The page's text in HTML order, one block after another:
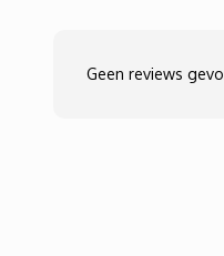
Geen reviews